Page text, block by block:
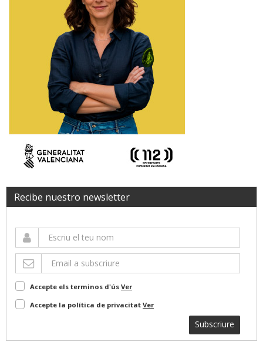
Recibe nuestro newsletter
Accepte els terminos d'ús Ver
Accepte la política de privacitat Ver
Subscriure